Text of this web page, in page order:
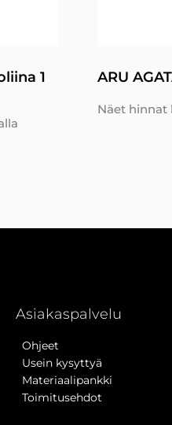
1
ARU
Näet hinnat
Asiakaspalvelu
Ohjeet
Usein kysyttyä
Materiaalipankki
Toimitusehdot